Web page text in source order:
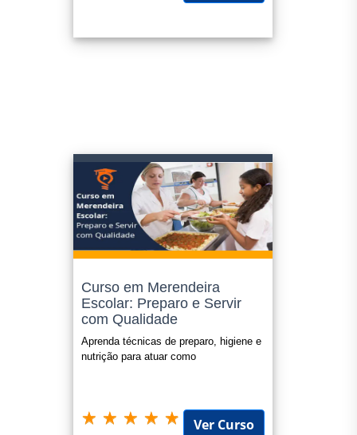
Confira sempre o edital ou legislação que o certificado será
Curso em Merendeira
Escolar: Preparo e Servir
com Qualidade
Aprenda técnicas de preparo, higiene e
nutrição para atuar como
Ver Curso